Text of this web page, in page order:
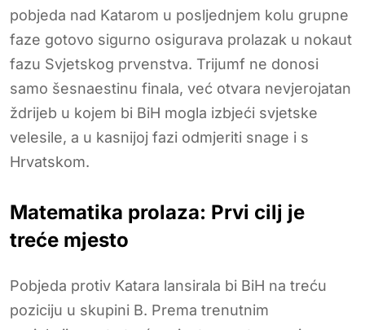
pobjeda nad Katarom u posljednjem kolu grupne
faze gotovo sigurno osigurava prolazak u nokaut
fazu Svjetskog prvenstva. Trijumf ne donosi
samo šesnaestinu finala, već otvara nevjerojatan
ždrijeb u kojem bi BiH mogla izbjeći svjetske
velesile, a u kasnijoj fazi odmjeriti snage i s
Hrvatskom.
Matematika prolaza: Prvi cilj je
treće mjesto
Pobjeda protiv Katara lansirala bi BiH na treću
poziciju u skupini B. Prema trenutnim